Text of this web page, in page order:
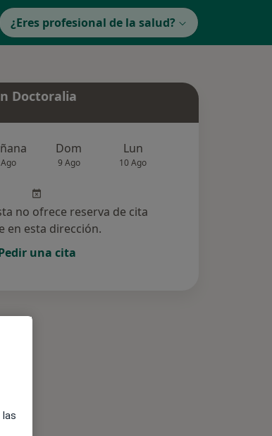
¿Eres profesional de la salud?
Doctoralia
Dom
9 Ago
Lun
10 Ago
no ofrece reserva de cita
en esta dirección.
una cita